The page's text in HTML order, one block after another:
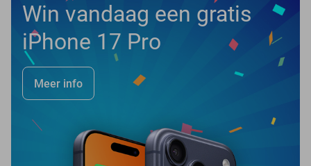
Win vandaag een gratis
iPhone 17 Pro
Meer info